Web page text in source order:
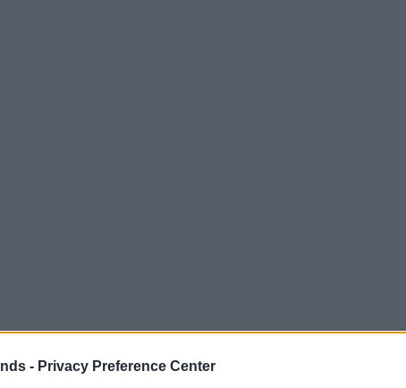
- Privacy Preference Center